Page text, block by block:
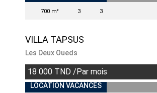
700 m² 3 3
VILLA TAPSUS
Les Deux Oueds
18 000 TND /Par mois
INDISPONIBLE
LOCATION VACANCES